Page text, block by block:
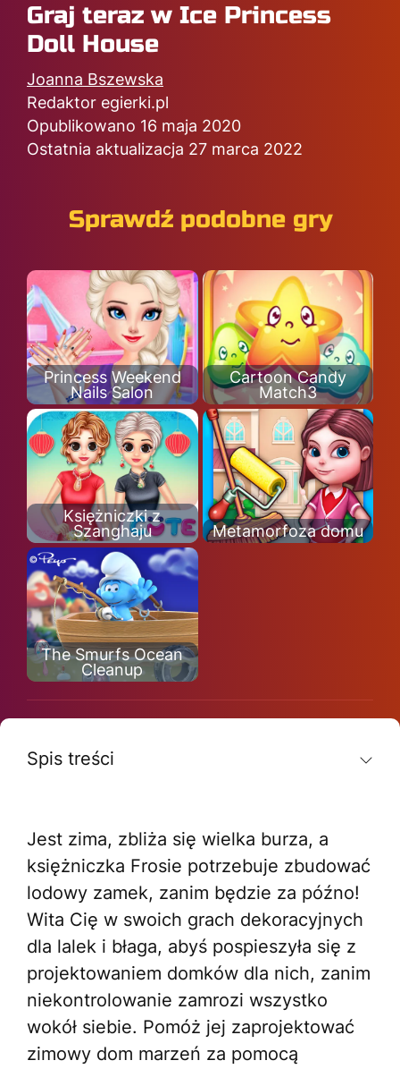
Graj teraz w Ice Princess
Doll House
Joanna Bszewska
Redaktor egierki.pl
Opublikowano 16 maja 2020
Ostatnia aktualizacja 27 marca 2022
Sprawdź podobne gry
Princess Weekend
Nails Salon
Cartoon Candy
Match3
Księżniczki z
Szanghaju
Metamorfoza domu
The Smurfs Ocean
Cleanup
Spis treści
Jest zima, zbliża się wielka burza, a
księżniczka Frosie potrzebuje zbudować
lodowy zamek, zanim będzie za późno!
Wita Cię w swoich grach dekoracyjnych
dla lalek i błaga, abyś pospieszyła się z
projektowaniem domków dla nich, zanim
niekontrolowanie zamrozi wszystko
wokół siebie. Pomóż jej zaprojektować
zimowy dom marzeń za pomocą